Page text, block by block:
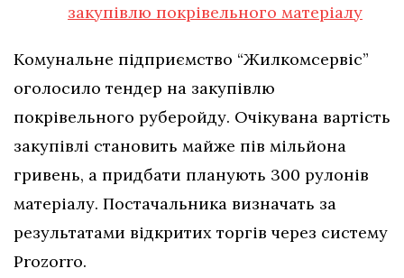
закупівлю покрівельного матеріалу
Комунальне підприємство “Жилкомсервіс”
оголосило тендер на закупівлю
покрівельного руберойду. Очікувана вартість
закупівлі становить майже пів мільйона
гривень, а придбати планують 300 рулонів
матеріалу. Постачальника визначать за
результатами відкритих торгів через систему
Prozorro.